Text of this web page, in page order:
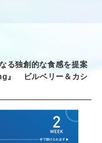
る独創的な食感を提案
』 ビルベリー＆カシ